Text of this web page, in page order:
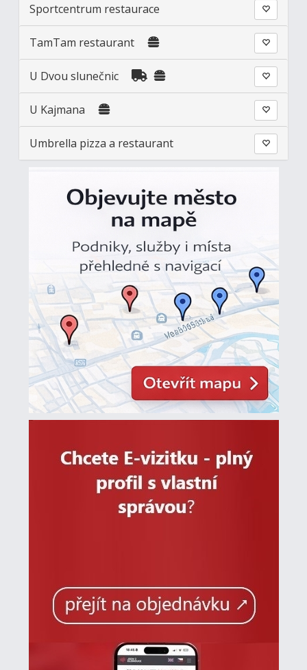
Sportcentrum restaurace
TamTam restaurant
U Dvou slunečnic
U Kajmana
Umbrella pizza a restaurant